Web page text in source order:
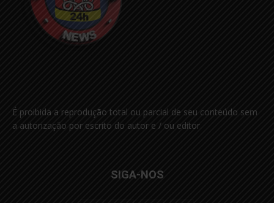
É proibida a reprodução total ou parcial de seu conteúdo sem
a autorização por escrito do autor e / ou editor
SIGA-NOS